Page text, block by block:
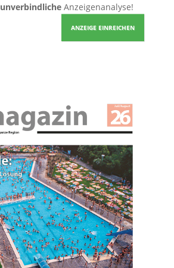
unverbindlicheAnzeigenanalyse!
ANZEIGE EINREICHEN